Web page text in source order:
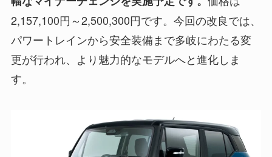
2,157,100円～2,500,300円です。今回の改良では、
パワートレインから安全装備まで多岐にわたる変
更が行われ、より魅力的なモデルへと進化しま
す。